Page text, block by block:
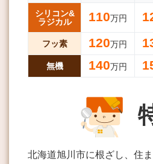
シリコン&
ラジカル
110万円
フッ素 120万円
無機 140万円
北海道旭川市に根ざし、住